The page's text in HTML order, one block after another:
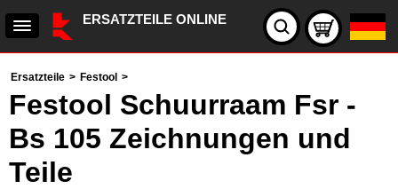
ERSATZTEILE ONLINE
Ersatzteile > Festool >
Festool Schuurraam Fsr -
Bs 105 Zeichnungen und
Teile